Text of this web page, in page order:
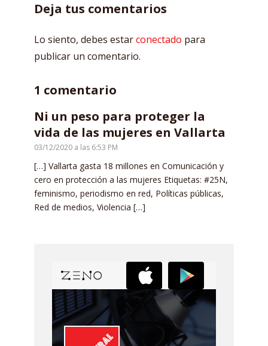
Deja tus comentarios
Lo siento, debes estarconectado para
publicar un comentario.
1 comentario
Ni un peso para proteger la
vida de las mujeres en Vallarta
03/12/2020 a las 6:53 PM
[…] Vallarta gasta 18 millones en Comunicación y
cero en protección a las mujeres Etiquetas: #25N,
feminismo, periodismo en red, Políticas públicas,
Red de medios, Violencia […]